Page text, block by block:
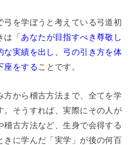
弓を学ぼうと考えている弓道初
は「あなたが目指すべき尊敬し
な実績を出し、弓の引き方を体
座をする ことです。
方から稽古方法まで、全てを学
。そうすれば、実際にその人が
稽古方法など、生身で会得する
きに学んだ「実学」が後の何百